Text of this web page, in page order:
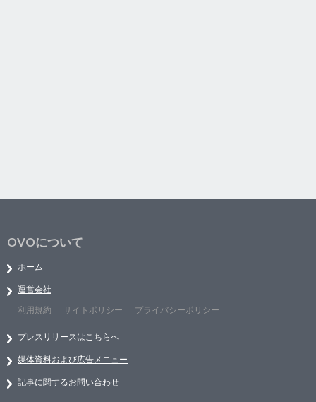
OVOについて
ホーム
運営会社
利用規約
サイトポリシー プライバシーポリシー
プレスリリースはこちらへ
媒体資料および広告メニュー
記事に関するお問い合わせ